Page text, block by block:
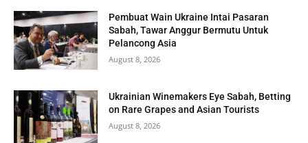
Pembuat Wain Ukraine Intai Pasaran
Sabah, Tawar Anggur Bermutu Untuk
Pelancong Asia
August 8, 2026
Ukrainian Winemakers Eye Sabah, Betting
on Rare Grapes and Asian Tourists
August 8, 2026